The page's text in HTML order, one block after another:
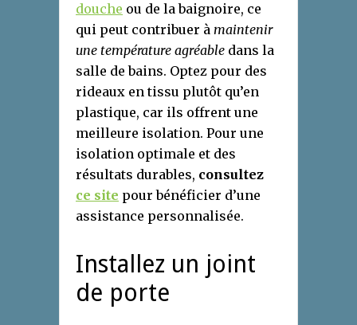
douche ou de la baignoire, ce
qui peut contribuer à maintenir
une température agréable dans la
salle de bains. Optez pour des
rideaux en tissu plutôt qu’en
plastique, car ils offrent une
meilleure isolation. Pour une
isolation optimale et des
résultats durables, consultez
ce site pour bénéficier d’une
assistance personnalisée.
Installez un joint
de porte